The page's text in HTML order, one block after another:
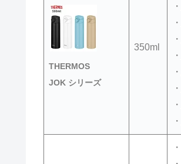
THERMOS
JOK シリーズ
350ml
・
・
・
・
・
・
・
・
・